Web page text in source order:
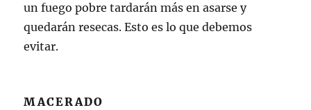
un fuego pobre tardarán más en asarse y
quedarán resecas. Esto es lo que debemos
evitar.
MACERADO